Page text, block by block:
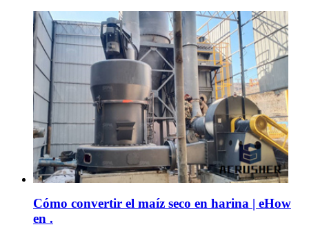
Cómo convertir el maíz seco en harina | eHow
en .